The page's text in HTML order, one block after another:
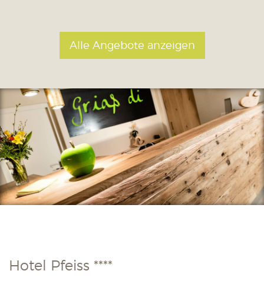
Alle Angebote anzeigen
Hotel Pfeiss ****